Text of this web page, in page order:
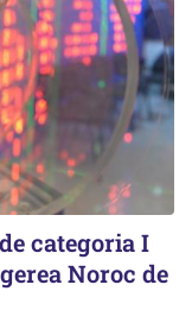
categoria I
Noroc de